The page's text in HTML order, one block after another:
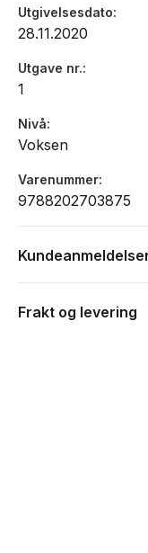
Utgivelsesdato
28.11.2020
Utgave nr.
1
Nivå
Voksen
Varenummer
9788202703875
Frakt og levering